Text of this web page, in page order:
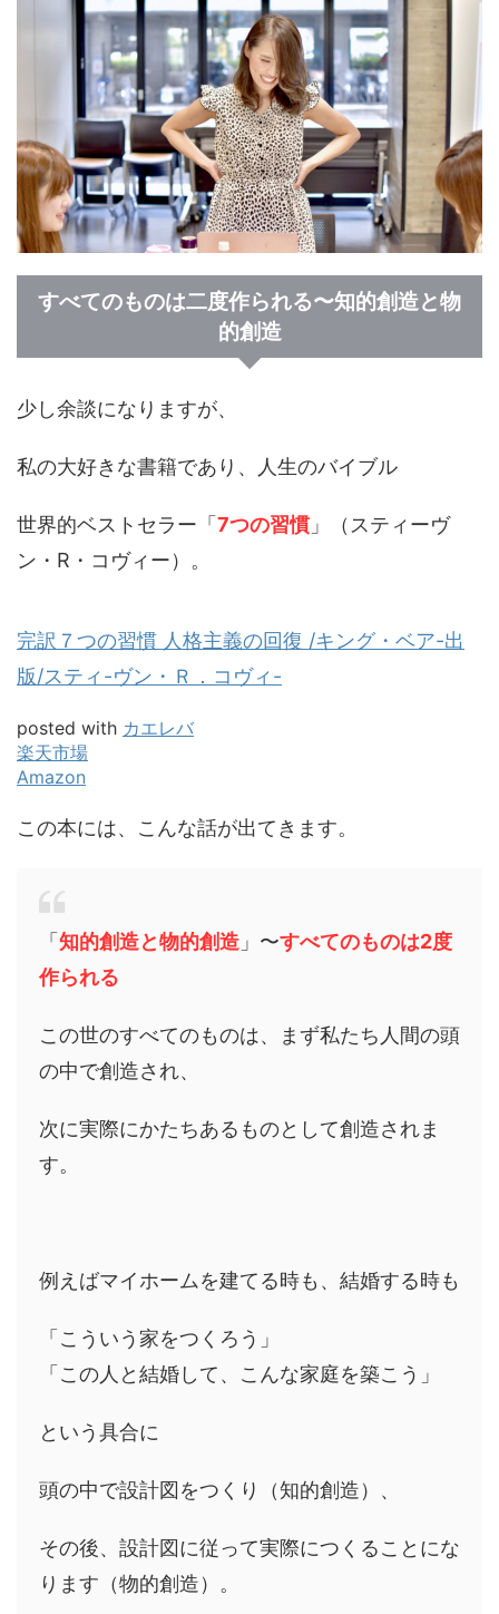
すべてのものは二度作られる〜知的創造と物
的創造
少し余談になりますが、
私の大好きな書籍であり、人生のバイブル
世界的ベストセラー「 7つの習慣 」（スティーヴ
ン・R・コヴィー）。
完訳７つの習慣 人格主義の回復 /キング・ベア-出
版/スティ-ヴン・Ｒ．コヴィ-
posted with カエレバ
楽天市場
Amazon
この本には、こんな話が出てきます。
「 知的創造と物的創造 」〜すべてのものは2度
作られる
この世のすべてのものは、まず私たち人間の頭
の中で創造され、
次に実際にかたちあるものとして創造されま
す。
例えばマイホームを建てる時も、結婚する時も
「こういう家をつくろう」
「この人と結婚して、こんな家庭を築こう」
という具合に
頭の中で設計図をつくり（知的創造）、
その後、設計図に従って実際につくることにな
ります（物的創造）。